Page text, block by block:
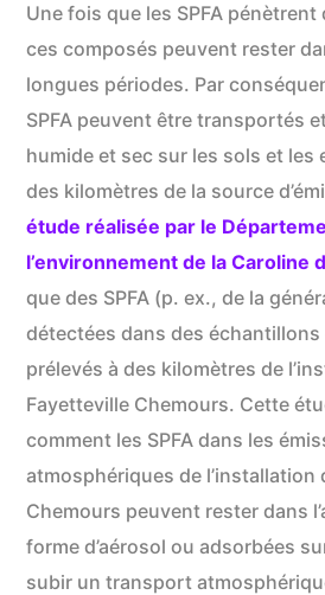
Une fois que les SPFA pénètrent
ces composés peuvent rester
longues périodes. Par
SPFA peuvent être transportés
humide et sec sur les sols et les
des kilomètres de la source
étude réalisée par le
l’environnement de la Caroline
que des SPFA (p. ex., de la
détectées dans des échantillons
prélevés à des kilomètres de
Fayetteville Chemours. Cette
comment les SPFA dans les
atmosphériques de l’installation
Chemours peuvent rester dans
forme d’aérosol ou adsorbées
subir un transport